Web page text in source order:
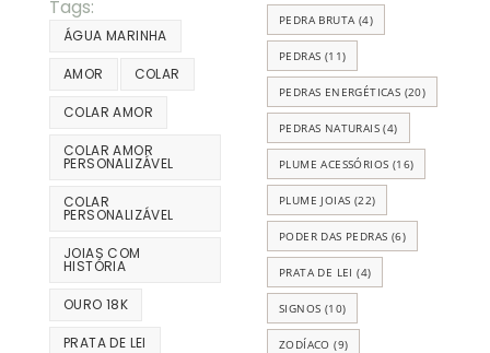
Tags:
ÁGUA MARINHA
AMOR COLAR
COLAR AMOR
COLAR AMOR
PERSONALIZÁVEL
COLAR
PERSONALIZÁVEL
JOIAS COM
HISTÓRIA
OURO 18K
PRATA DE LEI
PEDRA BRUTA (4)
PEDRAS (11)
PEDRAS ENERGÉTICAS (20)
PEDRAS NATURAIS (4)
PLUME ACESSÓRIOS (16)
PLUME JOIAS (22)
PODER DAS PEDRAS (6)
PRATA DE LEI (4)
SIGNOS (10)
ZODÍACO (9)